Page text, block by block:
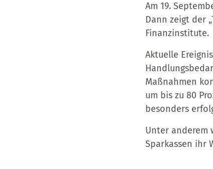
Am 19.
Dann zeigt der
Finanzinstitute.
Aktuelle
Maßnahmen
um bis zu 80
besonders
Unter anderem
Sparkassen ihr